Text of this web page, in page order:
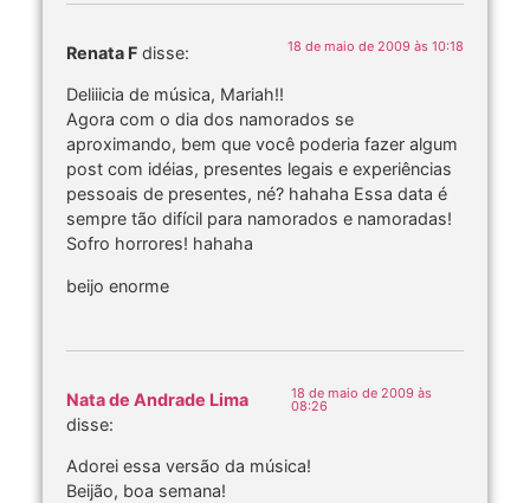
Renata F disse: 18 de maio de 2009 às 10:18
Deliiicia de música, Mariah!!
Agora com o dia dos namorados se
aproximando, bem que você poderia fazer algum
post com idéias, presentes legais e experiências
pessoais de presentes, né? hahaha Essa data é
sempre tão difícil para namorados e namoradas!
Sofro horrores! hahaha
beijo enorme
Nata de Andrade Lima
disse:
18 de maio de 2009 às
08:26
Adorei essa versão da música!
Beijão, boa semana!